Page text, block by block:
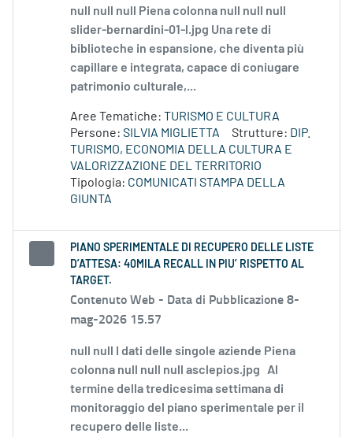
null null null Piena colonna null null null
slider-bernardini-01-l.jpg Una rete di
biblioteche in espansione, che diventa più
capillare e integrata, capace di coniugare
patrimonio culturale,...
Aree Tematiche: TURISMO E CULTURA
Persone: SILVIA MIGLIETTA Strutture: DIP.
TURISMO, ECONOMIA DELLA CULTURA E
VALORIZZAZIONE DEL TERRITORIO
Tipologia: COMUNICATI STAMPA DELLA
GIUNTA
PIANO SPERIMENTALE DI RECUPERO DELLE LISTE
D’ATTESA: 40MILA RECALL IN PIU’ RISPETTO AL
TARGET.
Contenuto Web - Data di Pubblicazione 8-
mag-2026 15.57
null null I dati delle singole aziende Piena
colonna null null null asclepios.jpg Al
termine della tredicesima settimana di
monitoraggio del piano sperimentale per il
recupero delle liste...